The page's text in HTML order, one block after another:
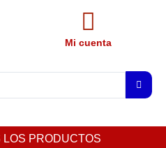
Mi cuenta
LOS PRODUCTOS